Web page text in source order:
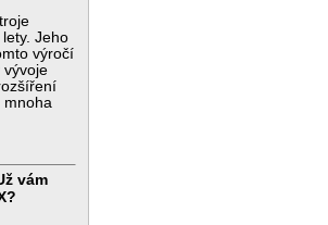
Jeho
výročí
vývoje
mnoha
vám